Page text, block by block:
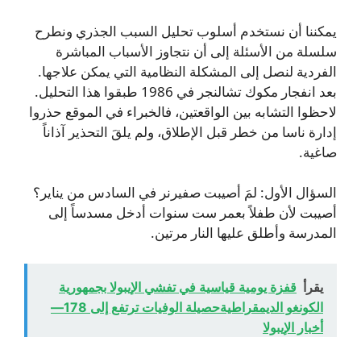
يمكننا أن نستخدم أسلوب تحليل السبب الجذري ونطرح
سلسلة من الأسئلة إلى أن نتجاوز الأسباب المباشرة
الفردية لنصل إلى المشكلة النظامية التي يمكن علاجها.
بعد انفجار مكوك تشالنجر في 1986 طبقوا هذا التحليل.
لاحظوا التشابه بين الواقعتين، فالخبراء في الموقع حذروا
إدارة ناسا من خطر قبل الإطلاق، ولم يلقَ التحذير آذاناً
صاغية.
السؤال الأول: لمَ أصيبت صفيرنر في السادس من يناير؟
أصيبت لأن طفلاً بعمر ست سنوات أدخل مسدساً إلى
المدرسة وأطلق عليها النار مرتين.
يقرأ قفزة يومية قياسية في تفشي الإيبولا بجمهورية
الكونغو الديمقراطيةحصيلة الوفيات ترتفع إلى 178—
أخبار الإيبولا